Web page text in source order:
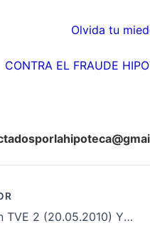
Olvida tu
CONTRA EL FRAUDE
LA PAH en TVE 2 (20.05.2010) Y FUTURAS ACCIONES